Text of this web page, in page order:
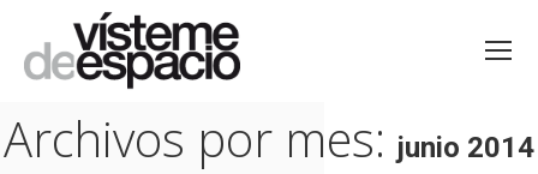
Archivos por mes: junio 2014